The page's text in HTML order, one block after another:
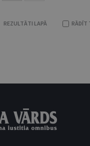
REZULTĀTI LAPĀ RĀDĪT